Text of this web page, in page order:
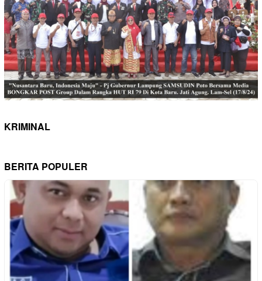
KRIMINAL
BERITA POPULER